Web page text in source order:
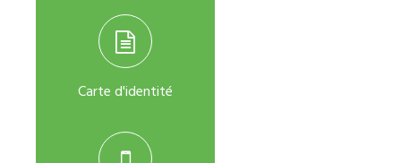
Carte d'identité